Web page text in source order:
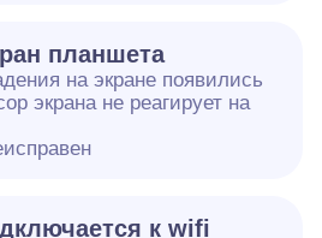
планшета
на экране появились
экрана не реагирует на
к wifi